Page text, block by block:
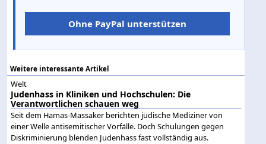
Ohne PayPal unterstützen
Weitere interessante Artikel
Welt
Judenhass in Kliniken und Hochschulen: Die
Verantwortlichen schauen weg
Seit dem Hamas-Massaker berichten jüdische Mediziner von
einer Welle antisemitischer Vorfälle. Doch Schulungen gegen
Diskriminierung blenden Judenhass fast vollständig aus.